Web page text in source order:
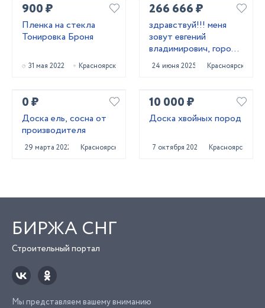
900 ₽
Пленка на стекла
Тонировка Броня
31 мая 2022 Красноярск
266 666 ₽
здравствуй!!! меня
зовут евгений
владимирович, город
проживания
красноярск.
24 июня 2025 Красноярск
0 ₽
Доска ель, сосна от
производителя
29 марта 2022 Красноярск
10 000 ₽
Доска хвойных пород
7 октября 2022 Красноярск
БИРЖА СНГ
Строительный портал
Мы представляем вашему вниманию